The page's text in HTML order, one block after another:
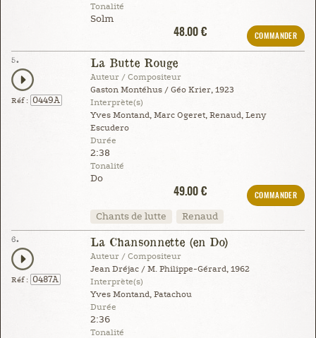
Tonalité
Solm
48.00 €
COMMANDER
5.
Réf : 0449A
La Butte Rouge
Auteur / Compositeur
Gaston Montéhus / Géo Krier, 1923
Interprète(s)
Yves Montand, Marc Ogeret, Renaud, Leny
Escudero
Durée
2:38
Tonalité
Do
49.00 €
COMMANDER
Chants de lutte Renaud
6.
Réf : 0487A
La Chansonnette (en Do)
Auteur / Compositeur
Jean Dréjac / M. Philippe-Gérard, 1962
Interprète(s)
Yves Montand, Patachou
Durée
2:36
Tonalité